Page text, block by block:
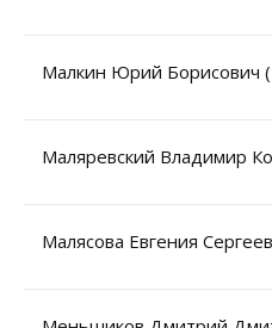
Малкин Юрий Борисович
Маляревский Владимир
Малясова Евгения